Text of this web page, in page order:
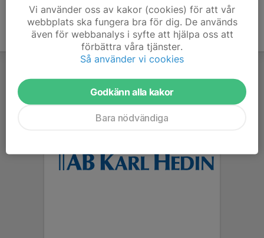
Vi använder oss av kakor (cookies) för att vår
webbplats ska fungera bra för dig. De används
även för webbanalys i syfte att hjälpa oss att
förbättra våra tjänster.
Så använder vi cookies
Godkänn alla kakor
Bara nödvändiga